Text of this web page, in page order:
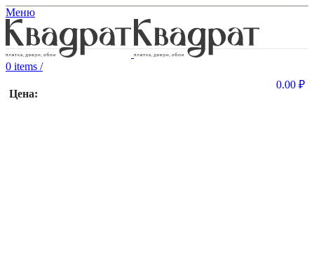
Меню
0 items /
Цена:
0.00 ₽